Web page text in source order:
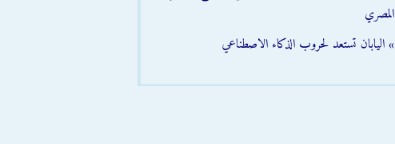
المصري
» اليابان تستعد لحروب الذكاء الاصطناعي